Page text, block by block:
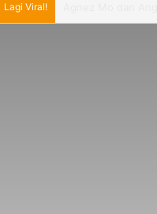
Lagi Viral!